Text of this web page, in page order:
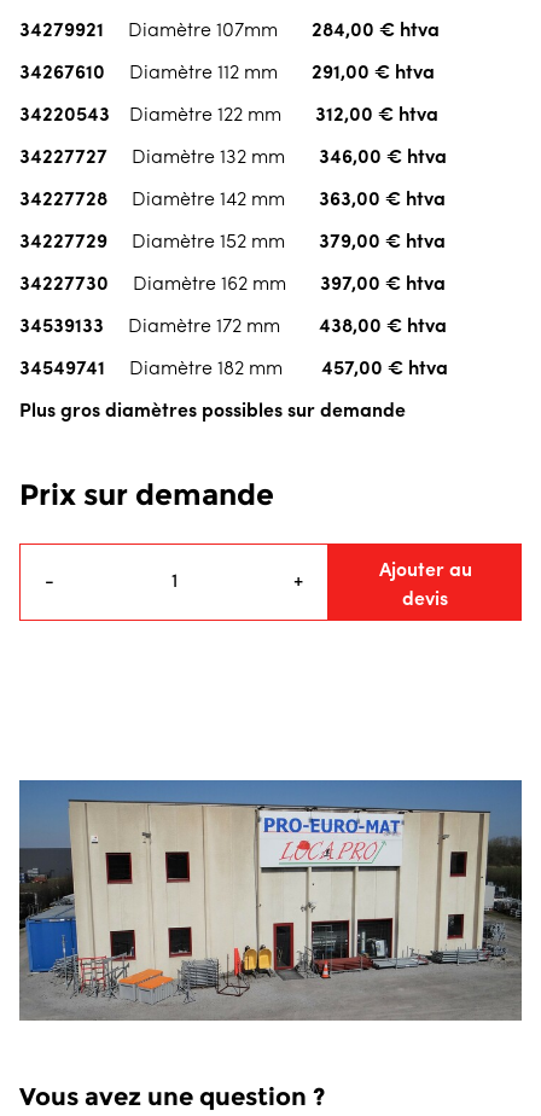
34279921
Diamètre 107mm
284,00 € htva
34267610
Diamètre 112 mm
291,00 € htva
34220543
Diamètre 122 mm
312,00 € htva
34227727
Diamètre 132 mm
346,00 € htva
34227728
Diamètre 142 mm
363,00 € htva
34227729
Diamètre 152 mm
379,00 € htva
34227730
Diamètre 162 mm
397,00 € htva
34539133
Diamètre 172 mm
438,00 € htva
34549741
Diamètre 182 mm
457,00 € htva
Plus gros diamètres possibles sur demande
Prix sur demande
- +
Ajouter au
devis
Vous avez une question ?